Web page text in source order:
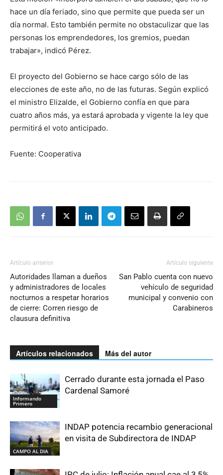
hace un día feriado, sino que permite que pueda ser un
día normal. Esto también permite no obstaculizar que las
personas los emprendedores, los gremios, puedan
trabajar», indicó Pérez.
El proyecto del Gobierno se hace cargo sólo de las
elecciones de este año, no de las futuras. Según explicó
el ministro Elizalde, el Gobierno confía en que para
cuatro años más, ya estará aprobada y vigente la ley que
permitirá el voto anticipado.
Fuente: Cooperativa
Artículo anterior
Autoridades llaman a dueños
y administradores de locales
nocturnos a respetar horarios
de cierre: Corren riesgo de
clausura definitiva
Artículo siguiente
San Pablo cuenta con nuevo
vehículo de seguridad
municipal y convenio con
Carabineros
Artículos relacionados Más del autor
Informando
Primero
Cerrado durante esta jornada el Paso
Cardenal Samoré
CAMPO AL DIA
INDAP potencia recambio generacional
en visita de Subdirectora de INDAP